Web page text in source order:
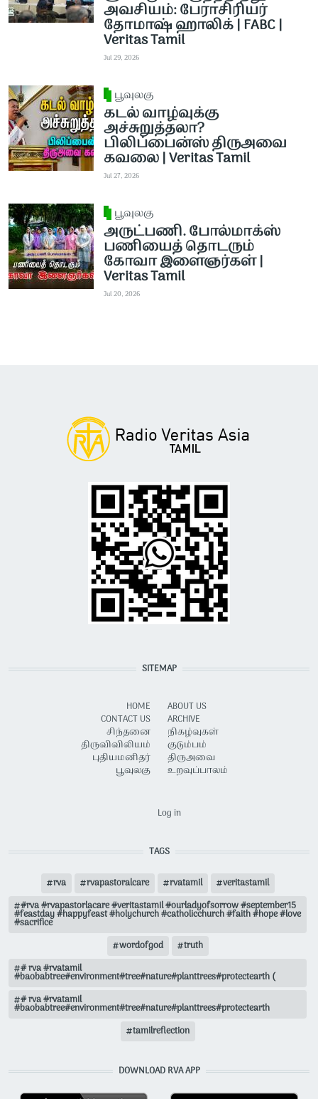
அவசியம்: பேராசிரியர்
தோமாஷ் ஹாலிக் | FABC |
Veritas Tamil
Jul 29, 2026
பூவுலகு
கடல் வாழ்வுக்கு
அச்சுறுத்தலா?
பிலிப்பைன்ஸ் திருஅவை
கவலை | Veritas Tamil
Jul 27, 2026
பூவுலகு
அருட்பணி. போல்மாக்ஸ்
பணியைத் தொடரும்
கோவா இளைஞர்கள் |
Veritas Tamil
Jul 20, 2026
SITEMAP
HOME
CONTACT US
சிந்தனை
திருவிவிலியம்
புதியமனிதர்
பூவுலகு
ABOUT US
ARCHIVE
நிகழ்வுகள்
குடும்பம்
திருஅவை
உறவுப்பாலம்
Log in
TAGS
rva rvapastoralcare rvatamil
veritastamil
#rva #rvapastorlacare #veritastamil #ourladyofsorrow #september15
#feastday #happyfeast #holychurch #catholicchurch #faith #hope #love
#sacrifice
wordofgod
truth
# rva #rvatamil
#baobabtree#environment#tree#nature#planttrees#protectearth (
# rva #rvatamil
#baobabtree#environment#tree#nature#planttrees#protectearth
tamilreflection
DOWNLOAD RVA APP